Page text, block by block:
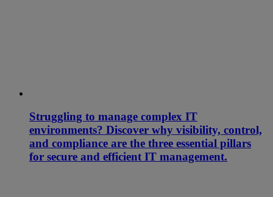
Struggling to manage complex IT
environments? Discover why visibility, control,
and compliance are the three essential pillars
for secure and efficient IT management.